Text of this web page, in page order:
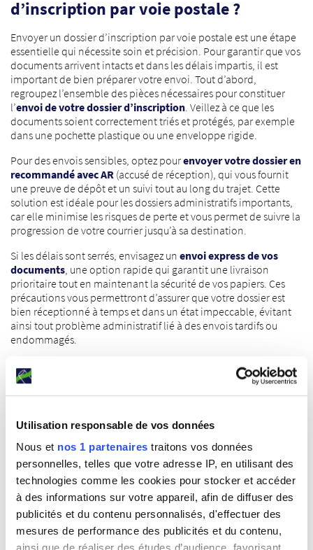
Utilisation responsable de vos données
Nous et nos 1 partenaires traitons vos données
personnelles, telles que votre adresse IP, en utilisant des
technologies comme les cookies pour stocker et accéder
à des informations sur votre appareil, afin de diffuser des
publicités et du contenu personnalisés, d'effectuer des
mesures de performance des publicités et du contenu,
d’inscription par voie postale ?
Envoyer un dossier d’inscription par voie postale est une étape
essentielle qui nécessite soin et précision. Pour garantir que vos
documents arrivent intacts et dans les délais impartis, il est
important de bien préparer votre envoi. Tout d’abord,
regroupez l’ensemble des pièces nécessaires pour constituer
l’envoi de votre dossier d’inscription. Veillez à ce que les
documents soient correctement triés et protégés, par exemple
dans une pochette plastique ou une enveloppe rigide.
Pour des envois sensibles, optez pourenvoyer votre dossier en
recommandé avec AR (accusé de réception), qui vous fournit
une preuve de dépôt et un suivi tout au long du trajet. Cette
solution est idéale pour les dossiers administratifs importants,
car elle minimise les risques de perte et vous permet de suivre la
progression de votre courrier jusqu’à sa destination.
Si les délais sont serrés, envisagez un envoi express de vos
documents, une option rapide qui garantit une livraison
prioritaire tout en maintenant la sécurité de vos papiers. Ces
précautions vous permettront d’assurer que votre dossier est
bien réceptionné à temps et dans un état impeccable, évitant
ainsi tout problème administratif lié à des envois tardifs ou
endommagés.